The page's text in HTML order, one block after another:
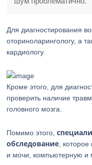
Для диагностирования
оториноларингологу, а
кардиологу.
Кроме этого, для
проверить наличие
головного мозга.
Помимо этого,
обследование ,
и мочи, компьютерную и